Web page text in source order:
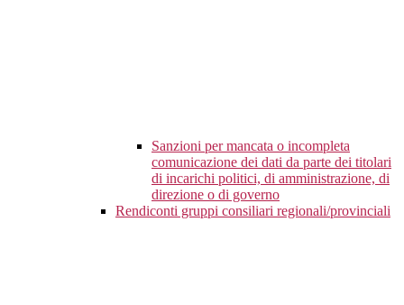
Sanzioni per mancata o incompleta
comunicazione dei dati da parte dei titolari
di incarichi politici, di amministrazione, di
direzione o di governo
Rendiconti gruppi consiliari regionali/provinciali